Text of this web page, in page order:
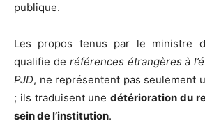
publique.
Les propos tenus par le ministre
qualifie de références étrangères à
PJD, ne représentent pas seulement
; ils traduisent une détérioration du
sein de l’institution.